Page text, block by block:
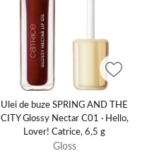
Ulei de buze SPRING AND THE
CITY Glossy Nectar C01 · Hello,
Lover! Catrice, 6,5 g
Gloss